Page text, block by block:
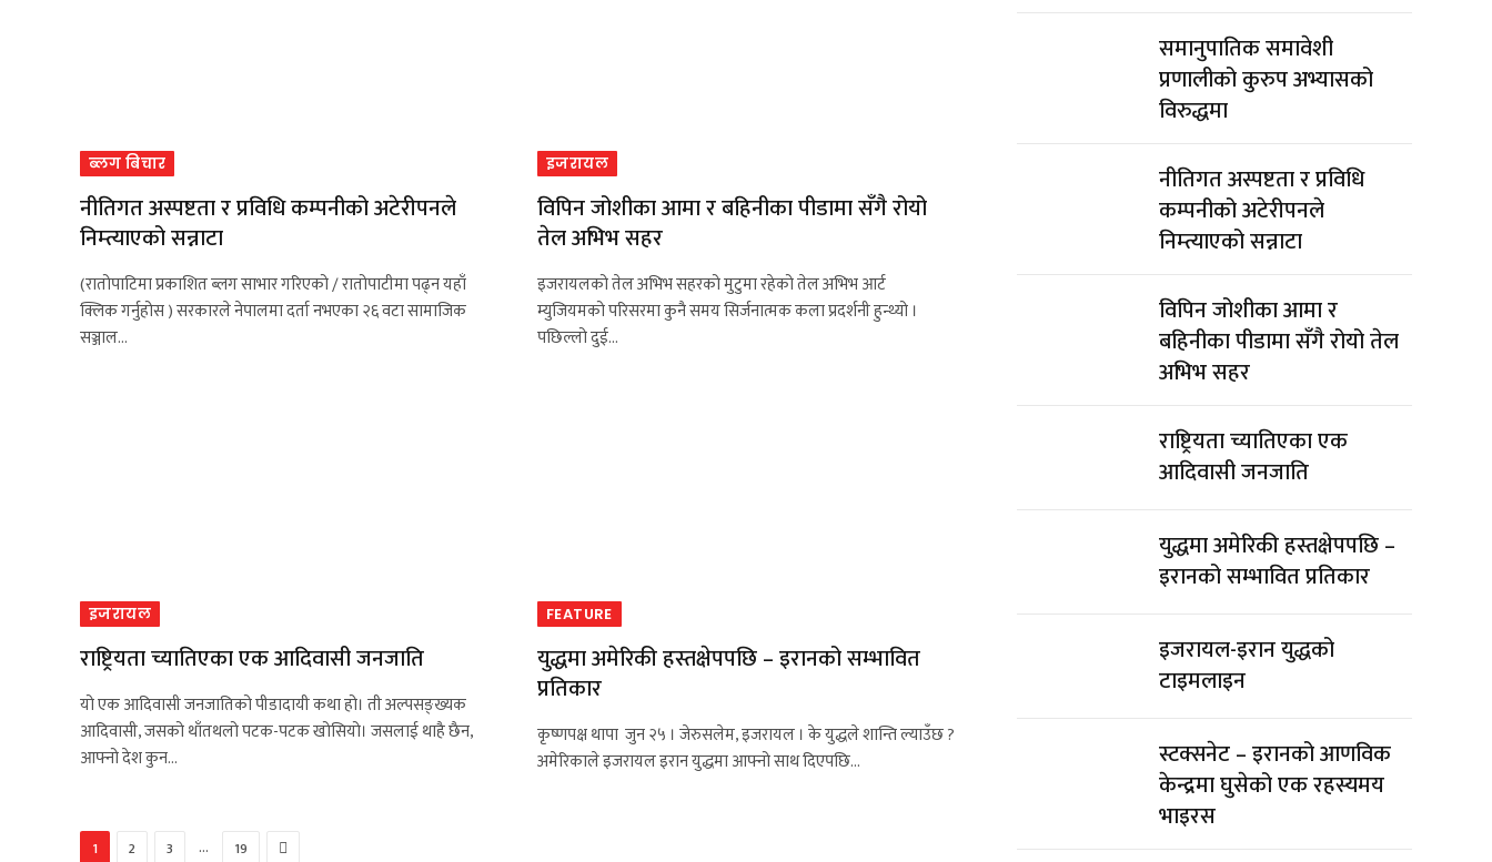
ब्लग बिचार
नीतिगत अस्पष्टता र प्रविधि कम्पनीको अटेरीपनले
निम्त्याएको सन्नाटा
(रातोपाटिमा प्रकाशित ब्लग साभार गरिएको / रातोपाटीमा पढ्न यहाँ
क्लिक गर्नुहोस ) सरकारले नेपालमा दर्ता नभएका २६ वटा सामाजिक
सञ्जाल…
इजरायल
विपिन जोशीका आमा र बहिनीका पीडामा सँगै रोयो
तेल अभिभ सहर
इजरायलको तेल अभिभ सहरको मुटुमा रहेको तेल अभिभ आर्ट
म्युजियमको परिसरमा कुनै समय सिर्जनात्मक कला प्रदर्शनी हुन्थ्यो ।
पछिल्लो दुई…
इजरायल
राष्ट्रियता च्यातिएका एक आदिवासी जनजाति
यो एक आदिवासी जनजातिको पीडादायी कथा हो। ती अल्पसङ्ख्यक
आदिवासी, जसको थाँतथलो पटक-पटक खोसियो। जसलाई थाहै छैन,
आफ्नो देश कुन…
FEATURE
युद्धमा अमेरिकी हस्तक्षेपपछि – इरानको सम्भावित
प्रतिकार
कृष्णपक्ष थापा जुन २५ । जेरुसलेम, इजरायल । के युद्धले शान्ति ल्याउँछ ?
अमेरिकाले इजरायल इरान युद्धमा आफ्नो साथ दिएपछि…
1 2 3 … 19 Next
समानुपातिक समावेशी
प्रणालीको कुरुप अभ्यासको
विरुद्धमा
नीतिगत अस्पष्टता र प्रविधि
कम्पनीको अटेरीपनले
निम्त्याएको सन्नाटा
विपिन जोशीका आमा र
बहिनीका पीडामा सँगै रोयो तेल
अभिभ सहर
राष्ट्रियता च्यातिएका एक
आदिवासी जनजाति
युद्धमा अमेरिकी हस्तक्षेपपछि –
इरानको सम्भावित प्रतिकार
इजरायल-इरान युद्धको
टाइमलाइन
स्टक्सनेट – इरानको आणविक
केन्द्रमा घुसेको एक रहस्यमय
भाइरस